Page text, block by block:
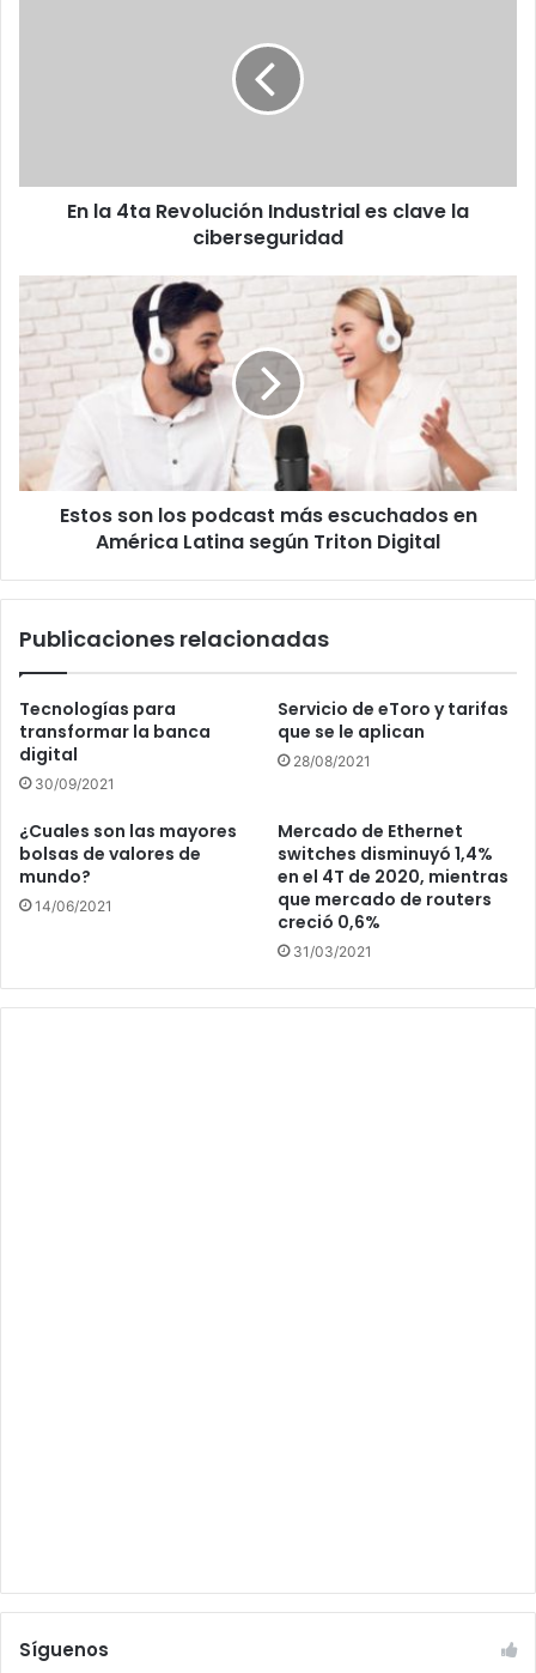
ciberseguridad
En la 4ta Revolución Industrial es clave la
ciberseguridad
Estos
los
podcast
escuchados
en
Latina
segúnEstos son los podcast más escuchados en
América Latina según Triton Digital
Publicaciones relacionadas
Tecnologías para
transformar la banca
digital
30/09/2021
Servicio de eToro y tarifas
que se le aplican
28/08/2021
¿Cuales son las mayores
bolsas de valores de
mundo?
14/06/2021
Mercado de Ethernet
switches disminuyó 1,4%
en el 4T de 2020, mientras
que mercado de routers
creció 0,6%
31/03/2021
Síguenos